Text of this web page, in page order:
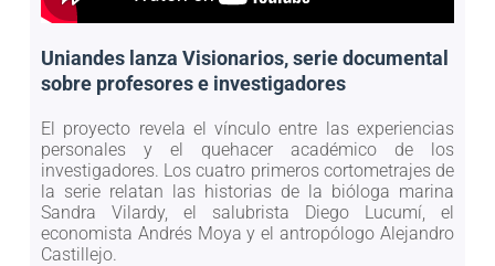
Uniandes lanza Visionarios, serie documental
sobre profesores e investigadores
El proyecto revela el vínculo entre las experiencias
personales y el quehacer académico de los
investigadores. Los cuatro primeros cortometrajes de
la serie relatan las historias de la bióloga marina
Sandra Vilardy, el salubrista Diego Lucumí, el
economista Andrés Moya y el antropólogo Alejandro
Castillejo.